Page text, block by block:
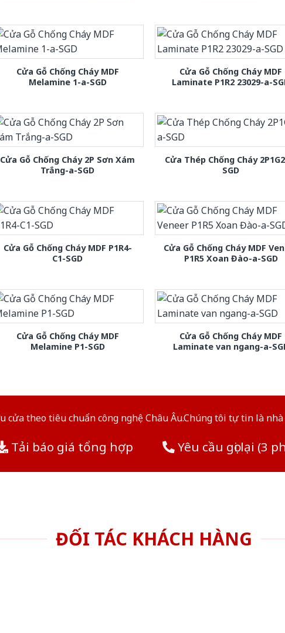
Cửa Gỗ Chống Cháy MDF
Melamine 1-a-SGD
Cửa Gỗ Chống Cháy MDF
Laminate P1R2 23029-a-
Cửa Gỗ Chống Cháy 2P Sơn Xám
Trắng-a-SGD
Cửa Thép Chống Cháy
SGD
Cửa Gỗ Chống Cháy MDF P1R4-
C1-SGD
Cửa Gỗ Chống Cháy MDF
P1R5 Xoan Đào-a-SGD
Cửa Gỗ Chống Cháy MDF
Melamine P1-SGD
Cửa Gỗ Chống Cháy MDF
Laminate van ngang-a-
theo tiêu chuẩn công nghệ Châu Âu.Chúng tôi tự tin là
Tải báo giá tổng hợp Yêu cầu gọi lại (3
ĐỐI TÁC KHÁCH HÀNG